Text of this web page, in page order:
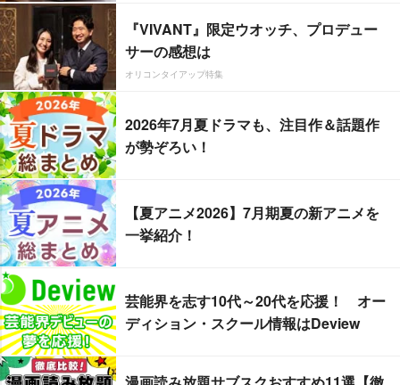
『VIVANT』限定ウオッチ、プロデュー
サーの感想は
オリコンタイアップ特集
2026年7月夏ドラマも、注目作＆話題作
が勢ぞろい！
【夏アニメ2026】7月期夏の新アニメを
一挙紹介！
芸能界を志す10代～20代を応援！ オー
ディション・スクール情報はDeview